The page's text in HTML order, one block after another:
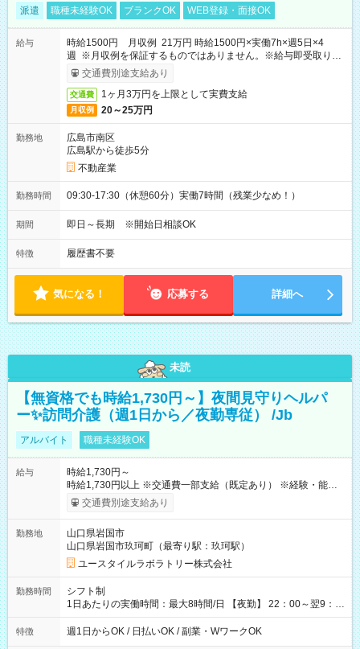
派遣 職種未経験OK ブランクOK WEB登録・面接OK
給与
時給1500円 月収例 21万円 時給1500円×実働7h×週5日×4
週 ※月収例を保証するものではありません。※給与即受取りサ
ービス利用可（利用条件有）
交通費別途支給あり
交通費 1ヶ月3万円を上限として実費支給
月収例 20～25万円
勤務地
広島市南区
広島駅から徒歩5分
不動産業
勤務時間 09:30-17:30（休憩60分）実働7時間（残業少なめ！）
期間 即日～長期 ※開始日相談OK
特徴 履歴書不要
気になる！ 応募する 詳細へ
未読
【無資格でも時給1,730円～】夜間見守りヘルパ
ー✨訪問介護（週1日から／夜勤専従） /Jb
アルバイト 職種未経験OK
給与
時給1,730円～
時給1,730円以上 ※交通費一部支給（既定あり） ※経験・能力を
考慮して決定します 【収入例】 週1回勤務の場合：1,730円×8時
間×4回=5万5,360円 週3回勤務の場合：1,730円×8時間×12回
月 ※ 雇用形態と給与に、本採用時と異なる部分があります。 雇
用形態：本採用時と同じです。 給与：時給 1,480円以上
交通費別途支給あり
勤務地
山口県岩国市
山口県岩国市玖珂町（最寄り駅：玖珂駅）
ユースタイルラボラトリー株式会社
勤務時間
シフト制
1日あたりの実働時間：最大8時間/日 【夜勤】 22：00～翌9：
00 ※週1日～OK ／ 夜勤専従 ＊＊ 勤務時間例 ＊＊ ■22時か
ら翌7時 ■23時から翌8時 ■24時から翌9時 など ※上記の時間
特徴 週1日からOK / 日払いOK / 副業・WワークOK